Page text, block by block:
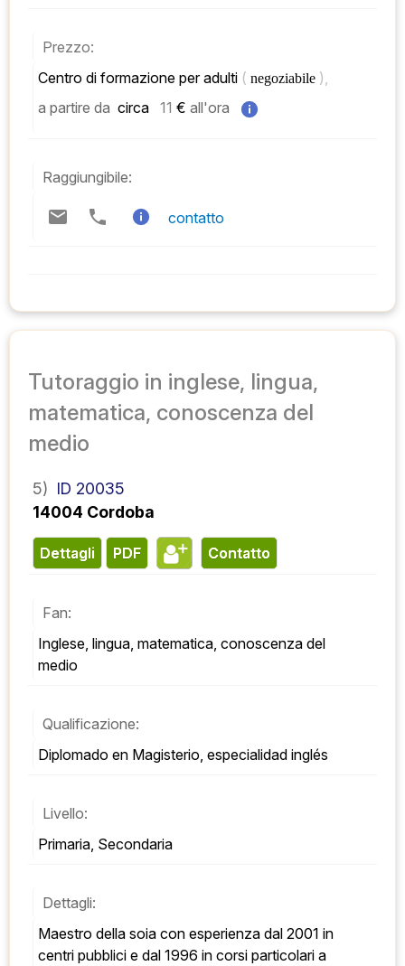
Prezzo:
Centro di formazione per adulti ( negoziabile ),
a partire da circa 11 € all'ora
Raggiungibile:
contatto
Tutoraggio in inglese, lingua,
matematica, conoscenza del
medio
5) ID 20035
14004 Cordoba
Dettagli PDF contatto
Fan:
Inglese, lingua, matematica, conoscenza del
medio
Qualificazione:
Diplomado en Magisterio, especialidad inglés
Livello:
Primaria, Secondaria
Dettagli:
Maestro della soia con esperienza dal 2001 in
centri pubblici e dal 1996 in corsi particolari a